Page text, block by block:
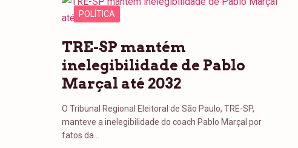
POLÍTICA
TRE-SP mantém
inelegibilidade de Pablo
Marçal até 2032
O Tribunal Regional Eleitoral de São Paulo, TRE-SP,
manteve a inelegibilidade do coach Pablo Marçal por
fatos da…